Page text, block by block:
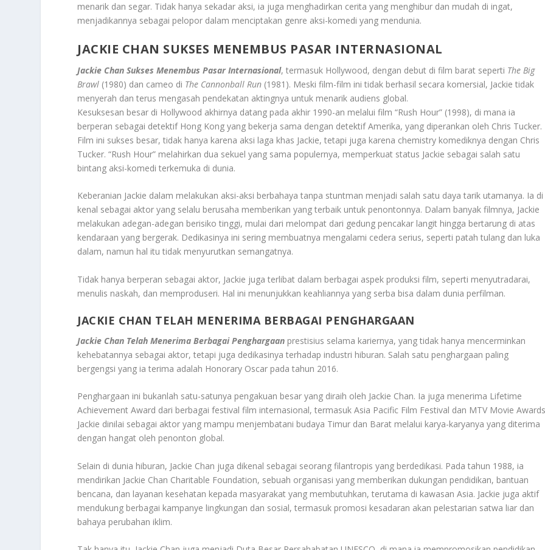
menarik dan segar. Tidak hanya sekadar aksi, ia juga menghadirkan cerita yang menghibur dan mudah di ingat,
menjadikannya sebagai pelopor dalam menciptakan genre aksi-komedi yang mendunia.
JACKIE CHAN SUKSES MENEMBUS PASAR INTERNASIONAL
Jackie Chan Sukses Menembus Pasar Internasional, termasuk Hollywood, dengan debut di film barat seperti The Big
Brawl (1980) dan cameo di The Cannonball Run (1981). Meski film-film ini tidak berhasil secara komersial, Jackie tidak
menyerah dan terus mengasah pendekatan aktingnya untuk menarik audiens global.
Kesuksesan besar di Hollywood akhirnya datang pada akhir 1990-an melalui film “Rush Hour” (1998), di mana ia
berperan sebagai detektif Hong Kong yang bekerja sama dengan detektif Amerika, yang diperankan oleh Chris Tucker.
Film ini sukses besar, tidak hanya karena aksi laga khas Jackie, tetapi juga karena chemistry komediknya dengan Chris
Tucker. “Rush Hour” melahirkan dua sekuel yang sama populernya, memperkuat status Jackie sebagai salah satu
bintang aksi-komedi terkemuka di dunia.
Keberanian Jackie dalam melakukan aksi-aksi berbahaya tanpa stuntman menjadi salah satu daya tarik utamanya. Ia di
kenal sebagai aktor yang selalu berusaha memberikan yang terbaik untuk penontonnya. Dalam banyak filmnya, Jackie
melakukan adegan-adegan berisiko tinggi, mulai dari melompat dari gedung pencakar langit hingga bertarung di atas
kendaraan yang bergerak. Dedikasinya ini sering membuatnya mengalami cedera serius, seperti patah tulang dan luka
dalam, namun hal itu tidak menyurutkan semangatnya.
Tidak hanya berperan sebagai aktor, Jackie juga terlibat dalam berbagai aspek produksi film, seperti menyutradarai,
menulis naskah, dan memproduseri. Hal ini menunjukkan keahliannya yang serba bisa dalam dunia perfilman.
JACKIE CHAN TELAH MENERIMA BERBAGAI PENGHARGAAN
Jackie Chan Telah Menerima Berbagai Penghargaan prestisius selama kariernya, yang tidak hanya mencerminkan
kehebatannya sebagai aktor, tetapi juga dedikasinya terhadap industri hiburan. Salah satu penghargaan paling
bergengsi yang ia terima adalah Honorary Oscar pada tahun 2016.
Penghargaan ini bukanlah satu-satunya pengakuan besar yang diraih oleh Jackie Chan. Ia juga menerima Lifetime
Achievement Award dari berbagai festival film internasional, termasuk Asia Pacific Film Festival dan MTV Movie
Jackie dinilai sebagai aktor yang mampu menjembatani budaya Timur dan Barat melalui karya-karyanya yang diterima
dengan hangat oleh penonton global.
Selain di dunia hiburan, Jackie Chan juga dikenal sebagai seorang filantropis yang berdedikasi. Pada tahun 1988, ia
mendirikan Jackie Chan Charitable Foundation, sebuah organisasi yang memberikan dukungan pendidikan, bantuan
bencana, dan layanan kesehatan kepada masyarakat yang membutuhkan, terutama di kawasan Asia. Jackie juga aktif
mendukung berbagai kampanye lingkungan dan sosial, termasuk promosi kesadaran akan pelestarian satwa liar dan
bahaya perubahan iklim.